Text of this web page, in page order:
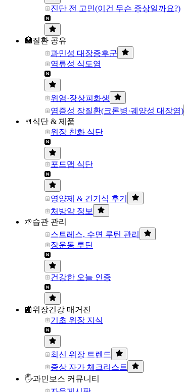
진단 전 고민(이건 무슨 증상일까요?)
🏥질환 공유
과민성 대장증후군
역류성 식도염
위염·장상피화생
염증성 장질환(크론병·궤양성 대장염)
🍴식단 & 제품
위장 친화 식단
포드맵 식단
영양제 & 건기식 후기
처방약 정보
🌱습관 관리
스트레스, 수면 루틴 관리
장운동 루틴
건강한 오늘 인증
📰위장건강 매거진
기초 위장 지식
최신 위장 트렌드
증상 자가 체크리스트
🖐과민보스 커뮤니티